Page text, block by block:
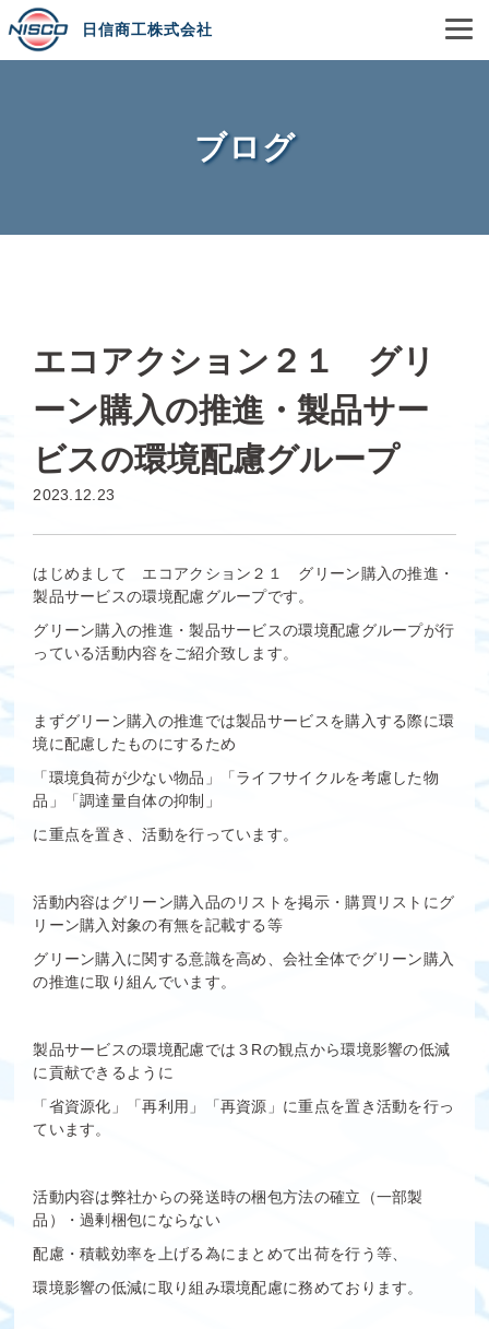
日信商工株式会社
ブログ
エコアクション２１ グリ
ーン購入の推進・製品サー
ビスの環境配慮グループ
2023.12.23
はじめまして エコアクション２１ グリーン購入の推進・
製品サービスの環境配慮グループです。
グリーン購入の推進・製品サービスの環境配慮グループが行
っている活動内容をご紹介致します。
まずグリーン購入の推進では製品サービスを購入する際に環
境に配慮したものにするため
「環境負荷が少ない物品」「ライフサイクルを考慮した物
品」「調達量自体の抑制」
に重点を置き、活動を行っています。
活動内容はグリーン購入品のリストを掲示・購買リストにグ
リーン購入対象の有無を記載する等
グリーン購入に関する意識を高め、会社全体でグリーン購入
の推進に取り組んでいます。
製品サービスの環境配慮では３Rの観点から環境影響の低減
に貢献できるように
「省資源化」「再利用」「再資源」に重点を置き活動を行っ
ています。
活動内容は弊社からの発送時の梱包方法の確立（一部製
品）・過剰梱包にならない
配慮・積載効率を上げる為にまとめて出荷を行う等、
環境影響の低減に取り組み環境配慮に務めております。